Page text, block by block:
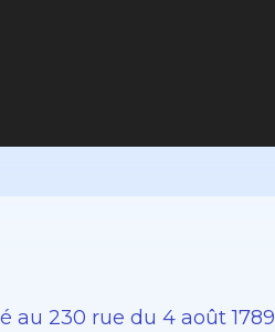
au 230 rue du 4 août 1789